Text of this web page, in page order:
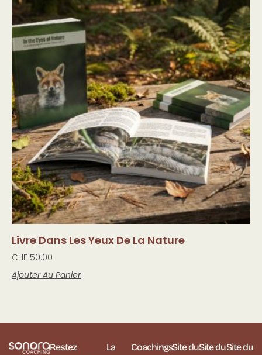
Livre Dans Les Yeux De La Nature
CHF 50.00
Ajouter Au Panier
Restez
La
CoachingsSite duSite duSite du